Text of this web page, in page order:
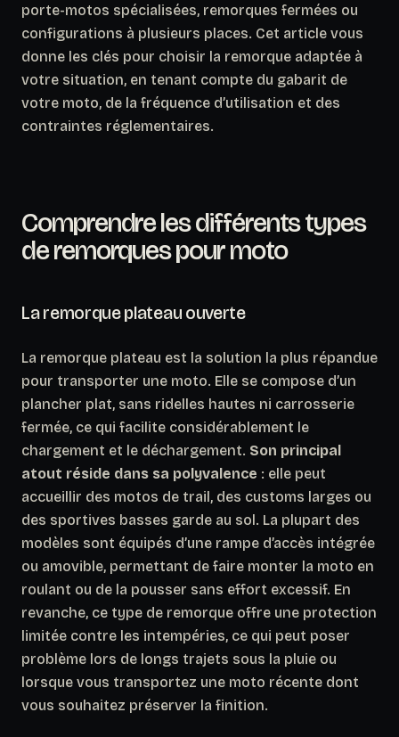
porte-motos spécialisées, remorques fermées ou
configurations à plusieurs places. Cet article vous
donne les clés pour choisir la remorque adaptée à
votre situation, en tenant compte du gabarit de
votre moto, de la fréquence d’utilisation et des
contraintes réglementaires.
Comprendre les différents types
de remorques pour moto
La remorque plateau ouverte
La remorque plateau est la solution la plus répandue
pour transporter une moto. Elle se compose d’un
plancher plat, sans ridelles hautes ni carrosserie
fermée, ce qui facilite considérablement le
chargement et le déchargement. Son principal
atout réside dans sa polyvalence : elle peut
accueillir des motos de trail, des customs larges ou
des sportives basses garde au sol. La plupart des
modèles sont équipés d’une rampe d’accès intégrée
ou amovible, permettant de faire monter la moto en
roulant ou de la pousser sans effort excessif. En
revanche, ce type de remorque offre une protection
limitée contre les intempéries, ce qui peut poser
problème lors de longs trajets sous la pluie ou
lorsque vous transportez une moto récente dont
vous souhaitez préserver la finition.